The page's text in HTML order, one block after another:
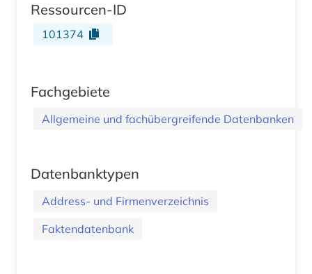
Ressourcen-ID
101374
Fachgebiete
Allgemeine und fachübergreifende Datenbanken
Datenbanktypen
Address- und Firmenverzeichnis
Faktendatenbank